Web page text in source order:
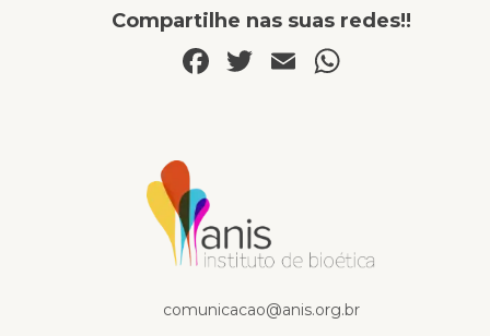
Compartilhe nas suas redes!!
Facebook
Twitter
Email
comunicacao@anis.org.br